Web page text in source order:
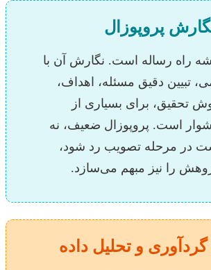
پروپوزال
راه رساله است. نگارش آن با
تبیین دقیق مسئله، اهداف،
تحقیق، برای بسیاری از
است. پروپوزال ضعیف، نه
در مرحله تصویب رد شود،
را نیز مبهم می‌سازد.
و تحلیل داده